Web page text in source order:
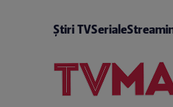
Știri TVSeriale